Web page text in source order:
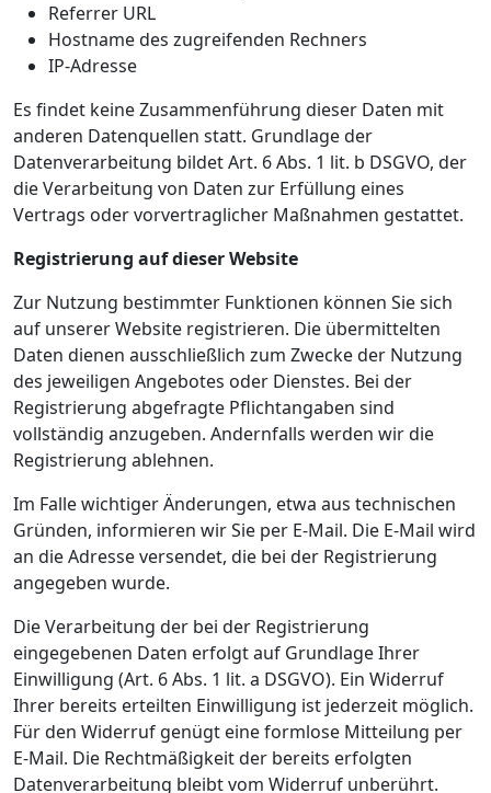
Referrer URL
Hostname des zugreifenden Rechners
IP-Adresse
Es findet keine Zusammenführung dieser Daten mit
anderen Datenquellen statt. Grundlage der
Datenverarbeitung bildet Art. 6 Abs. 1 lit. b DSGVO, der
die Verarbeitung von Daten zur Erfüllung eines
Vertrags oder vorvertraglicher Maßnahmen gestattet.
Registrierung auf dieser Website
Zur Nutzung bestimmter Funktionen können Sie sich
auf unserer Website registrieren. Die übermittelten
Daten dienen ausschließlich zum Zwecke der Nutzung
des jeweiligen Angebotes oder Dienstes. Bei der
Registrierung abgefragte Pflichtangaben sind
vollständig anzugeben. Andernfalls werden wir die
Registrierung ablehnen.
Im Falle wichtiger Änderungen, etwa aus technischen
Gründen, informieren wir Sie per E-Mail. Die E-Mail wird
an die Adresse versendet, die bei der Registrierung
angegeben wurde.
Die Verarbeitung der bei der Registrierung
eingegebenen Daten erfolgt auf Grundlage Ihrer
Einwilligung (Art. 6 Abs. 1 lit. a DSGVO). Ein Widerruf
Ihrer bereits erteilten Einwilligung ist jederzeit möglich.
Für den Widerruf genügt eine formlose Mitteilung per
E-Mail. Die Rechtmäßigkeit der bereits erfolgten
Datenverarbeitung bleibt vom Widerruf unberührt.